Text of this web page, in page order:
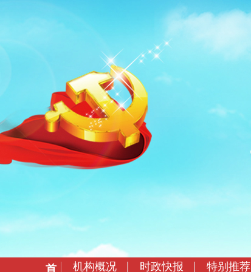
首 机构概况 时政快报 特别推荐